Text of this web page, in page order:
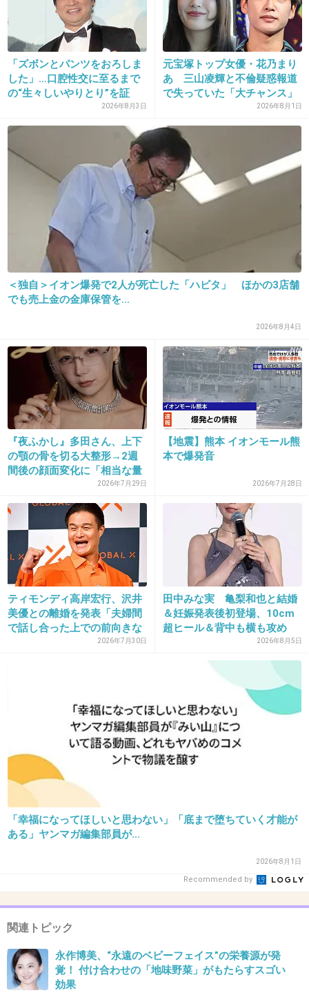
2026/06/03(水) 13:57:06
>>19
唯一活動が見えてた三浦理恵子も消えたね。
今どうしてるんだろう。（トピズレすみませ
ん）
+28 -0
2026/06/03(水) 13:57:23
それだーっ！
+4 -1
ドラマ 時すでにお寿司の時、かわいらしいけどちゃんと56
歳に見えるよ☺️
1件の返信
+15
32. 匿名 2026/06/03(水) 13:58:00
安倍なつみに似てる
+6 -8
33. 匿名2026/06/03(水) 13:58:03
+4
34. 匿名 2026/06/03(水) 13:58:15
いくつになっても「可愛い」って言われるタイ
プのお顔立ちよね。
-5
私が知ってるのはミスチルのドラマー
「ズボンとパンツをおろしま
した」…口腔性交に至るまで
の“生々しいやりとり”を証
2026年8月3日
元宝塚トップ女優・花乃まり
あ 三山凌輝と不倫疑惑報道
で失っていた「大チャンス」
2026年8月1日
＜独自＞イオン爆発で2人が死亡した「ハビタ」 ほかの3店舗
でも売上金の金庫保管を...
2026年8月4日
『夜ふかし』多田さん、上下
の顎の骨を切る大整形→2週
間後の顔面変化に「相当な量
2026年7月29日
【地震】熊本 イオンモール熊
本で爆発音
2026年7月28日
ティモンディ高岸宏行、沢井
美優との離婚を発表「夫婦間
で話し合った上での前向きな
2026年7月30日
田中みな実 亀梨和也と結婚
＆妊娠発表後初登場、10cm
超ヒール＆背中も横も攻め
2026年8月5日
「幸福になってほしいと思わない」「底まで堕ちていく才能が
ある」ヤンマガ編集部員が...
2026年8月1日
Recommended by
関連トピック
永作博美、“永遠のベビーフェイス”の栄養源が発
覚！ 付け合わせの「地味野菜」がもたらすスゴい
効果